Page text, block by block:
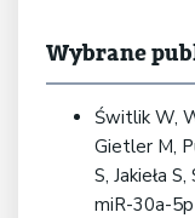
Wybrane
Świtlik W,
Gietler M,
S, Jakieła
miR-30a-